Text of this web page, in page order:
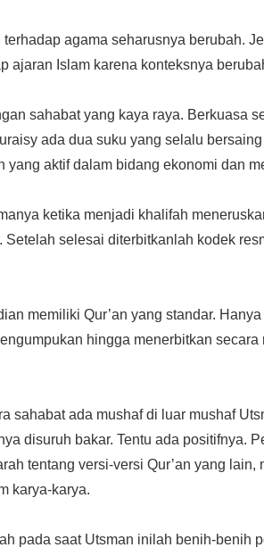
agama seharusnya berubah.
ajaran Islam karena konteksnya
sahabat yang kaya raya. Berkuasa
ada dua suku yang selalu
yang aktif dalam bidang ekonomi dan
ketika menjadi khalifah
selesai diterbitkanlah kodek
memiliki Qur’an yang standar.
hingga menerbitkan
sahabat ada mushaf di luar mushaf
disuruh bakar. Tentu ada positifnya.
tentang versi-versi Qur’an yang
karya-karya.
pada saat Utsman inilah benih-benih